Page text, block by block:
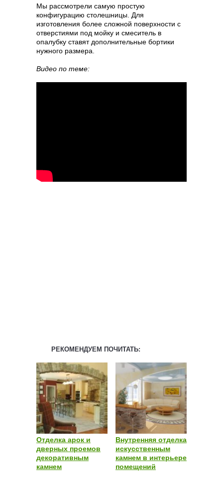
Мы рассмотрели самую простую
конфигурацию столешницы. Для
изготовления более сложной поверхности с
отверстиями под мойку и смеситель в
опалубку ставят дополнительные бортики
нужного размера.
Видео по теме:
РЕКОМЕНДУЕМ ПОЧИТАТЬ:
Отделка арок и
дверных проемов
декоративным
камнем
Внутренняя отделка
искусственным
камнем в интерьере
помещений